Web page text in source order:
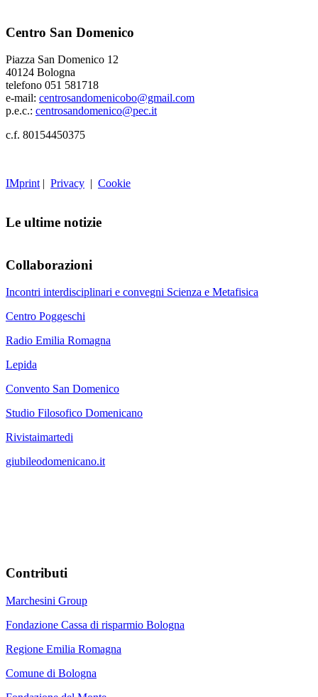
Centro San Domenico
Piazza San Domenico 12
40124 Bologna
telefono 051 581718
e-mail: centrosandomenicobo@gmail.com
p.e.c.: centrosandomenico@pec.it
c.f. 80154450375
IMprint | Privacy | Cookie
Le ultime notizie
Collaborazioni
Incontri interdisciplinari e convegni Scienza e Metafisica
Centro Poggeschi
Radio Emilia Romagna
Lepida
Convento San Domenico
Studio Filosofico Domenicano
Rivistaimartedi
giubileodomenicano.it
Contributi
Marchesini Group
Fondazione Cassa di risparmio Bologna
Regione Emilia Romagna
Comune di Bologna